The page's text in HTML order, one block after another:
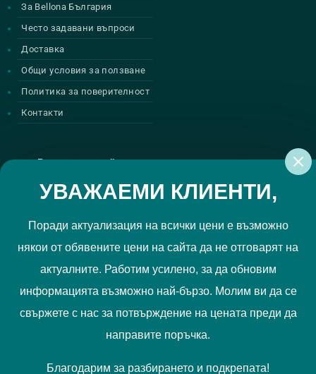
УВАЖАЕМИ КЛИЕНТИ,
Поради актуализация на всички цени е възможно
някои от обявените цени на сайта да не отговарят на
актуалните. Работим усилено, за да обновим
информацията възможно най-бързо. Молим ви да се
свържете с нас за потвърждение на цената преди да
направите поръчка.
Благодарим за разбирането и подкрепата!
За Bellona България
Често задавани въпроси
Доставка
Общи условия за ползване
Политика за поверителност
Контакти
Регистрирай се за нашите атрактивни
Прочетох и приемам Политиката за поверителност
РЕГИСТРИРАЙ МЕ
Ние използваме "бисквитки", за да Ви осигурим по-добро